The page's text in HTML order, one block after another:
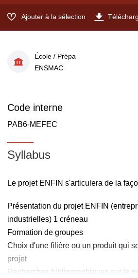
Ajouter à la sélection
École / Prépa
ENSMAC
Code interne
PAB6-MEFEC
Syllabus
Le projet ENFIN s'articulera de la
Présentation du projet ENFIN
industrielles) 1 créneau
Formation de groupes
Choix d'une filière ou un produit qui
projet
Recherches bibliographiques sur le